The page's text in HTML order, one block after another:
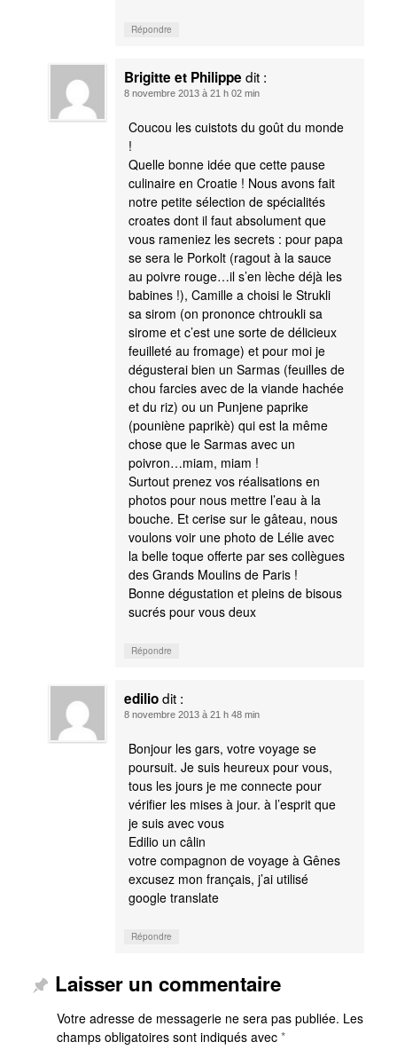
Répondre
Brigitte et Philippe dit :
8 novembre 2013 à 21 h 02 min
Coucou les cuistots du goût du monde
!
Quelle bonne idée que cette pause
culinaire en Croatie ! Nous avons fait
notre petite sélection de spécialités
croates dont il faut absolument que
vous rameniez les secrets : pour papa
se sera le Porkolt (ragout à la sauce
au poivre rouge…il s’en lèche déjà les
babines !), Camille a choisi le Strukli
sa sirom (on prononce chtroukli sa
sirome et c’est une sorte de délicieux
feuilleté au fromage) et pour moi je
dégusterai bien un Sarmas (feuilles de
chou farcies avec de la viande hachée
et du riz) ou un Punjene paprike
(pouniène paprikè) qui est la même
chose que le Sarmas avec un
poivron…miam, miam !
Surtout prenez vos réalisations en
photos pour nous mettre l’eau à la
bouche. Et cerise sur le gâteau, nous
voulons voir une photo de Lélie avec
la belle toque offerte par ses collègues
des Grands Moulins de Paris !
Bonne dégustation et pleins de bisous
sucrés pour vous deux
Répondre
ediliodit :
8 novembre 2013 à 21 h 48 min
Bonjour les gars, votre voyage se
poursuit. Je suis heureux pour vous,
tous les jours je me connecte pour
vérifier les mises à jour. à l’esprit que
je suis avec vous
Edilio un câlin
votre compagnon de voyage à Gênes
excusez mon français, j’ai utilisé
google translate
Répondre
Laisser un commentaire
Votre adresse de messagerie ne sera pas publiée. Les
champs obligatoires sont indiqués avec *